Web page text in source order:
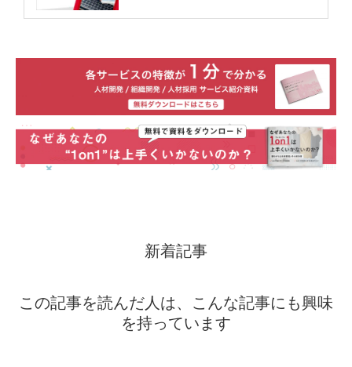
新着記事
この記事を読んだ人は、こんな記事にも興味
を持っています